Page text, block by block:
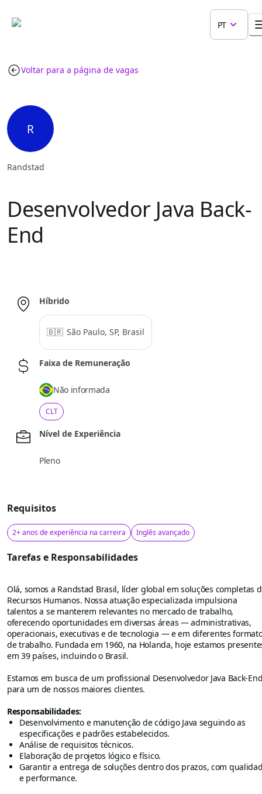
PT
Voltar para a página de vagas
R
Randstad
Desenvolvedor Java Back-
End
Híbrido
🇧🇷 São Paulo, SP, Brasil
Faixa de Remuneração
Não informada
CLT
Nível de Experiência
Pleno
Requisitos
2+ anos de experiência na carreira Inglês avançado
Tarefas e Responsabilidades
Olá, somos a Randstad Brasil, líder global em soluções completas
Recursos Humanos. Nossa atuação especializada impulsiona
talentos a se manterem relevantes no mercado de trabalho,
oferecendo oportunidades em diversas áreas — administrativas,
operacionais, executivas e de tecnologia — e em diferentes
de trabalho. Fundada em 1960, na Holanda, hoje estamos
em 39 países, incluindo o Brasil.
Estamos em busca de um profissional Desenvolvedor Java Back-
para um de nossos maiores clientes.
Responsabilidades:
Desenvolvimento e manutenção de código Java seguindo as
especificações e padrões estabelecidos.
Análise de requisitos técnicos.
Elaboração de projetos lógico e físico.
Garantir a entrega de soluções dentro dos prazos, com
e performance.